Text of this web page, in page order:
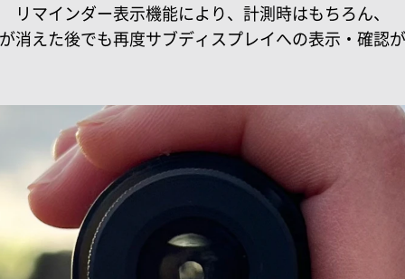
リマインダー表示機能により、計測時はもちろん、
消えた後でも再度サブディスプレイへの表示・確認